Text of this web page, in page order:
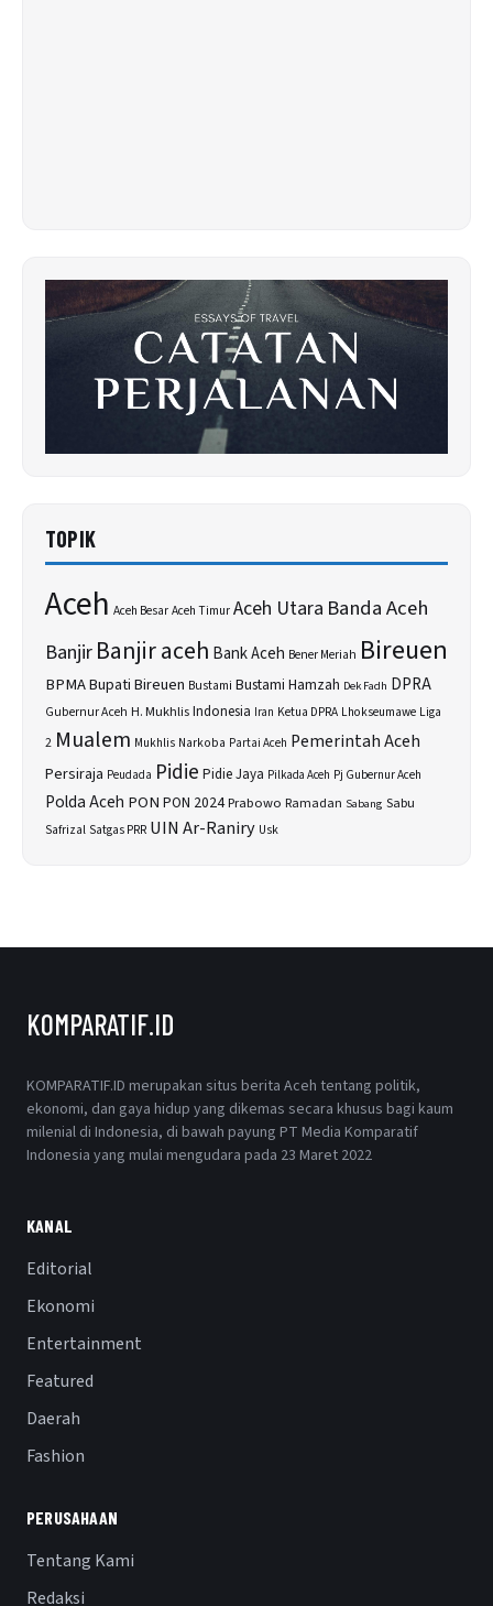
TOPIK
Aceh Aceh BesarAceh TimurAceh Utara Banda Aceh
BanjirBanjir aceh Bank Aceh Bener Meriah Bireuen
BPMABupati Bireuen Bustami Bustami Hamzah Dek Fadh DPRA
Gubernur Aceh H. MukhlisIndonesia Iran Ketua DPRA Lhokseumawe Liga
2 Mualem Mukhlis Narkoba Partai Aceh Pemerintah Aceh
Persiraja Peudada Pidie Pidie Jaya Pilkada Aceh Pj Gubernur Aceh
Polda Aceh PON PON 2024Prabowo Ramadan Sabang Sabu
SafrizalSatgas PRR UIN Ar-Raniry Usk
KOMPARATIF.ID
KOMPARATIF.ID merupakan situs berita Aceh tentang politik,
ekonomi, dan gaya hidup yang dikemas secara khusus bagi kaum
milenial di Indonesia, di bawah payung PT Media Komparatif
Indonesia yang mulai mengudara pada 23 Maret 2022
KANAL
Editorial
Ekonomi
Entertainment
Featured
Daerah
Fashion
PERUSAHAAN
Tentang Kami
Redaksi